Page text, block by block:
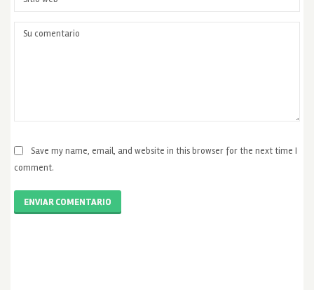
Save my name, email, and website in this browser for the next time I
comment.
ENVIAR COMENTARIO